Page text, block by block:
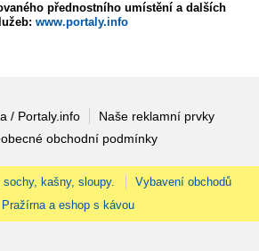
přednostního umístění a dalších
www.portaly.info
/ Portaly.info
Naše reklamní prvky
obchodní podmínky
kašny, sloupy.
Vybavení obchodů
Pražírna a eshop s kávou